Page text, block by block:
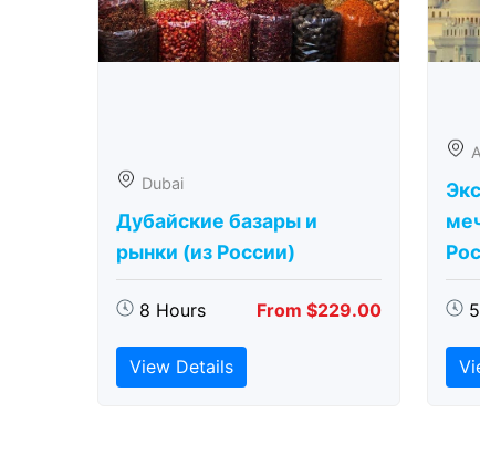
Dubai
Дубайские базары и
рынки (из России)
8 Hours From $229.00
View Details